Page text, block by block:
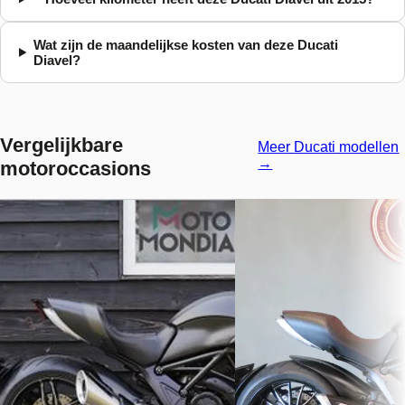
Wat zijn de maandelijkse kosten van deze Ducati
Diavel?
Vergelijkbare
motoroccasions
Meer Ducati modellen
→
Ducati Diavel· 2018
Carbon
v.a. € 282/mnd
Marktconform
2018 · 21.893 km · Benzine ·
Handgeschakeld
2011
Scherp geprijsd
2011 · 29.900 km ·
Handgeschakeld